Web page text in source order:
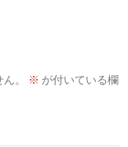
。 ※ が付いている欄